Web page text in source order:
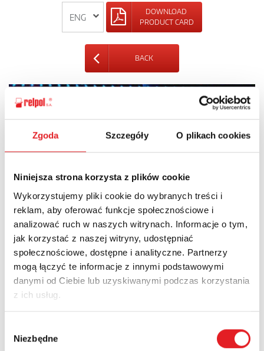
Zgoda Szczegóły O plikach cookies
Niniejsza strona korzysta z plików cookie
Wykorzystujemy pliki cookie do wybranych treści i
reklam, aby oferować funkcje społecznościowe i
analizować ruch w naszych witrynach. Informacje o tym,
jak korzystać z naszej witryny, udostępniać
społecznościowe, dostępne i analityczne. Partnerzy
mogą łączyć te informacje z innymi podstawowymi
danymi od Ciebie lub uzyskiwanymi podczas korzystania
z ich usług.
zgody
Niezbędne
DOWNLOAD
PRODUCT CARD
BACK
Ask for the details of the offer
Name: *
Email: *
Company:
Phone:
Country: